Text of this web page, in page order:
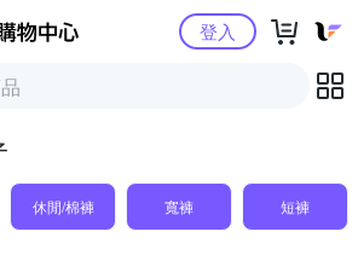
Yahoo購物中心登入
休閒/棉褲 寬褲 短褲